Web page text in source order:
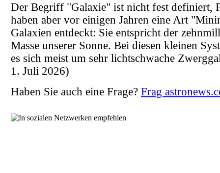
Der Begriff "Galaxie" ist nicht fest definiert,
haben aber vor einigen Jahren eine Art
Galaxien entdeckt: Sie entspricht der
Masse unserer Sonne. Bei diesen kleinen
es sich meist um sehr lichtschwache
1. Juli 2026)
Haben Sie auch eine Frage? Frag